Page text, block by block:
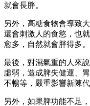
就會長胖。
另外，高糖食物會導致
還會刺激人的食慾，也
愈多，自然就會胖得多。
最後，對濕氣重的人來
虛弱，造成脾失健運、
不暢等，嚴重影響新陳
另外，如果脾功能不足